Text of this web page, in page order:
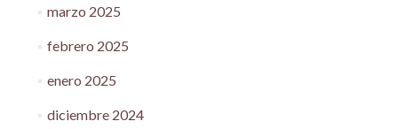
marzo 2025
febrero 2025
enero 2025
diciembre 2024